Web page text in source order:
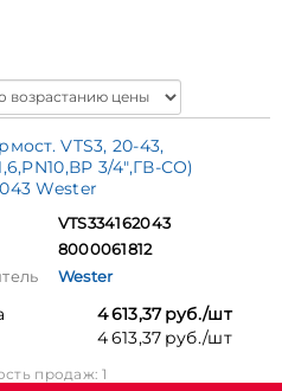
VTS3, 20-43,
3/4",ГВ-СО)
Wester
VTS334162043
8000061812
Wester
4 613,37 руб./шт
4 613,37 руб./шт
продаж: 1